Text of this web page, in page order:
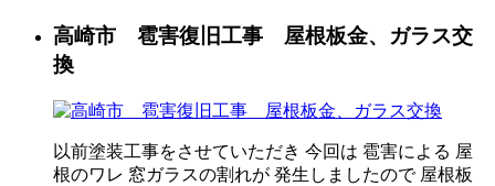
高崎市 雹害復旧工事 屋根板金、ガラス交
換
以前塗装工事をさせていただき 今回は 雹害による 屋
根のワレ 窓ガラスの割れが 発生しましたので 屋根板